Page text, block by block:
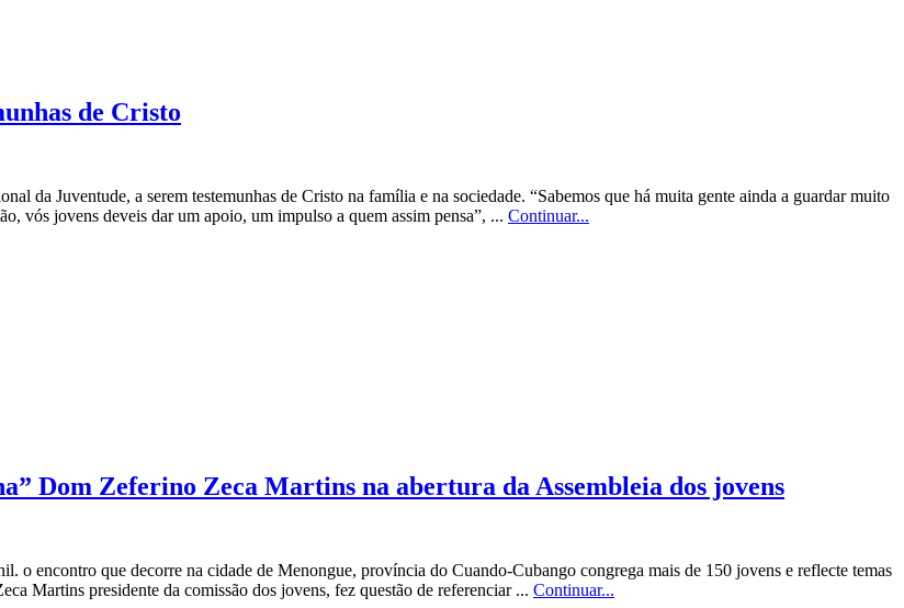
de Cristo
da Juventude, a serem testemunhas de Cristo na família e na sociedade. “Sabemos que há muita gente ainda a guardar muito
vós jovens deveis dar um apoio, um impulso a quem assim pensa”, ... Continuar...
Dom Zeferino Zeca Martins na abertura da Assembleia dos jovens
o encontro que decorre na cidade de Menongue, província do Cuando-Cubango congrega mais de 150 jovens e reflecte temas
Martins presidente da comissão dos jovens, fez questão de referenciar ... Continuar...